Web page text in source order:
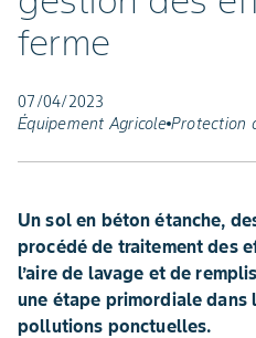
ferme
07/04/2023
Équipement Agricole Protection
Un sol en béton étanche,
procédé de traitement des
l’aire de lavage et de
une étape primordiale
pollutions ponctuelles.